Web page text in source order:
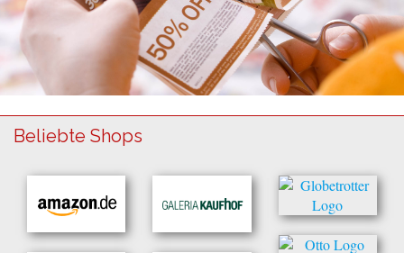
Beliebte Shops